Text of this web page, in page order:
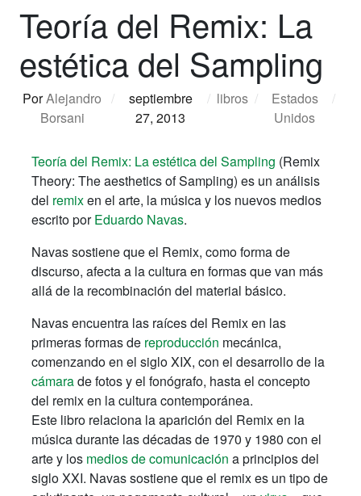
Teoría del Remix: La
estética del Sampling
PorAlejandro
Borsani
/
septiembre
27, 2013
/ libros /
Estados
Unidos
/
Teoría del Remix: La estética del Sampling (Remix
Theory: The aesthetics of Sampling) es un análisis
del remixen el arte, la música y los nuevos medios
escrito porEduardo Navas.
Navas sostiene que el Remix, como forma de
discurso, afecta a la cultura en formas que van más
allá de la recombinación del material básico.
Navas encuentra las raíces del Remix en las
primeras formas de reproducción mecánica,
comenzando en el siglo XIX, con el desarrollo de la
cámarade fotos y el fonógrafo, hasta el concepto
del remix en la cultura contemporánea.
Este libro relaciona la aparición del Remix en la
música durante las décadas de 1970 y 1980 con el
arte y los medios de comunicación a principios del
siglo XXI. Navas sostiene que el remix es un tipo de